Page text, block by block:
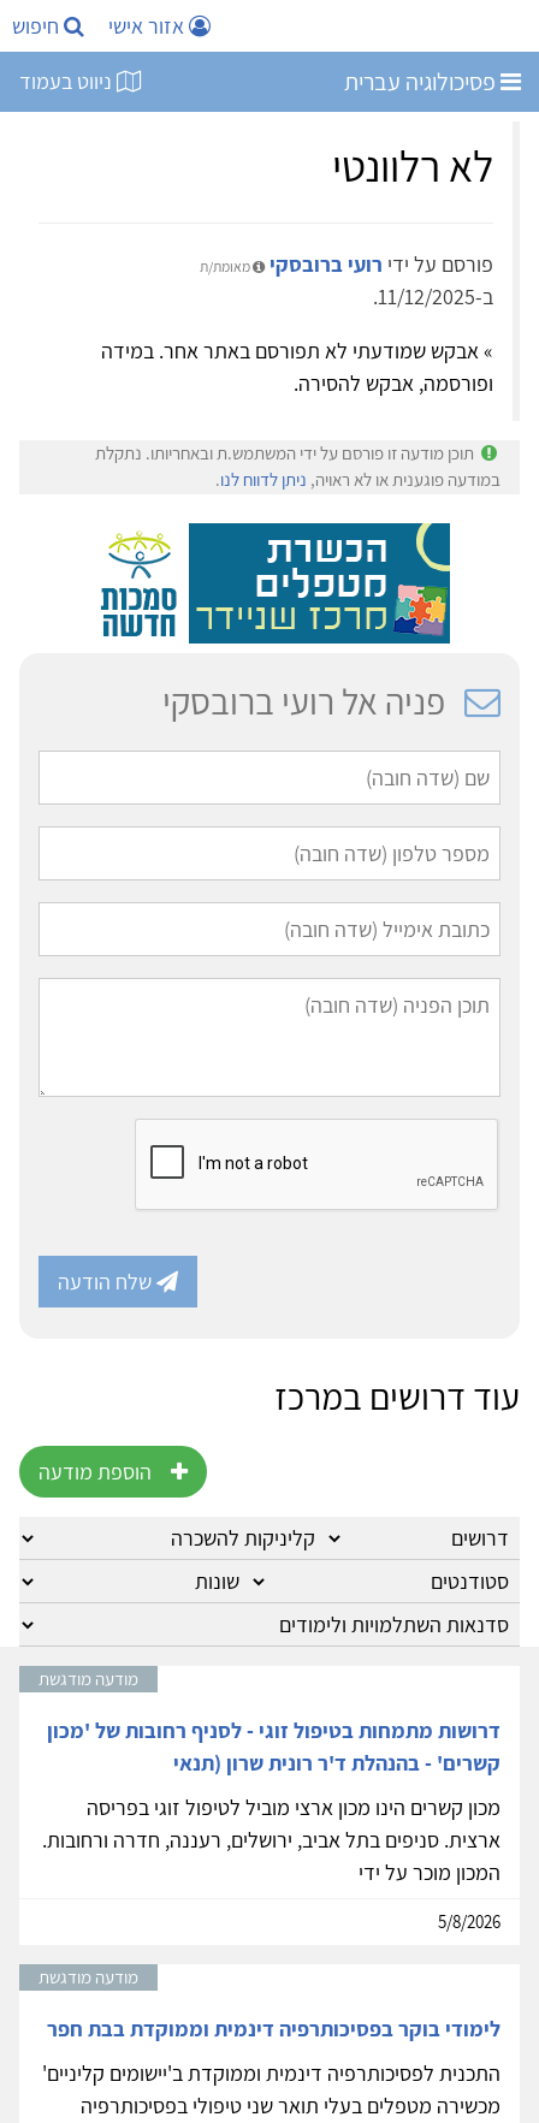
אזור אישי חיפוש
פסיכולוגיה עברית ניווט בעמוד
לא רלוונטי
פורסם על ידי רועי ברובסקי מאומת/ת
ב-11/12/2025.
» אבקש שמודעתי לא תפורסם באתר אחר. במידה
ופורסמה, אבקש להסירה.
תוכן מודעה זו פורסם על ידי המשתמש.ת ובאחריותו. נתקלת
במודעה פוגענית או לא ראויה, ניתן לדווח לנו.
פניה אל רועי ברובסקי
שלח הודעה
עוד דרושים במרכז
הוספת מודעה
מודעה מודגשת
דרושות מתמחות בטיפול זוגי - לסניף רחובות של 'מכון
קשרים' - בהנהלת ד'ר רונית שרון (תנאי
מכון קשרים הינו מכון ארצי מוביל לטיפול זוגי בפריסה
ארצית. סניפים בתל אביב, ירושלים, רעננה, חדרה ורחובות.
המכון מוכר על ידי
5/8/2026
מודעה מודגשת
לימודי בוקר בפסיכותרפיה דינמית וממוקדת בבת חפר
התכנית לפסיכותרפיה דינמית וממוקדת ב'יישומים קליניים'
מכשירה מטפלים בעלי תואר שני טיפולי בפסיכותרפיה